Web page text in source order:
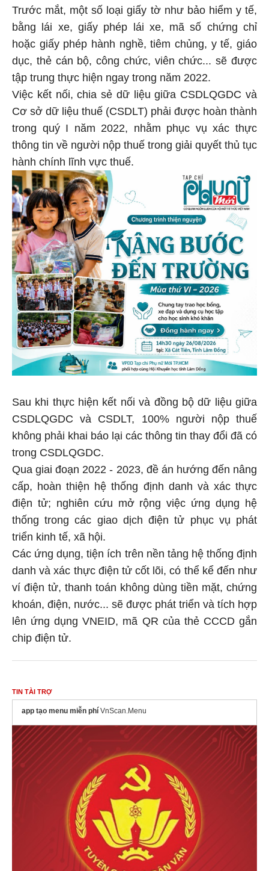
Trước mắt, một số loại giấy tờ như bảo hiểm y tế,
bằng lái xe, giấy phép lái xe, mã số chứng chỉ
hoặc giấy phép hành nghề, tiêm chủng, y tế, giáo
dục, thẻ cán bộ, công chức, viên chức... sẽ được
tập trung thực hiện ngay trong năm 2022.
Việc kết nối, chia sẻ dữ liệu giữa CSDLQGDC và
Cơ sở dữ liệu thuế (CSDLT) phải được hoàn thành
trong quý I năm 2022, nhằm phục vụ xác thực
thông tin về người nộp thuế trong giải quyết thủ tục
hành chính lĩnh vực thuế.
Sau khi thực hiện kết nối và đồng bộ dữ liệu giữa
CSDLQGDC và CSDLT, 100% người nộp thuế
không phải khai báo lại các thông tin thay đổi đã có
trong CSDLQGDC.
Qua giai đoạn 2022 - 2023, đề án hướng đến nâng
cấp, hoàn thiện hệ thống định danh và xác thực
điện tử; nghiên cứu mở rộng việc ứng dụng hệ
thống trong các giao dịch điện tử phục vụ phát
triển kinh tế, xã hội.
Các ứng dụng, tiện ích trên nền tảng hệ thống định
danh và xác thực điện tử cốt lõi, có thể kể đến như
ví điện tử, thanh toán không dùng tiền mặt, chứng
khoán, điện, nước... sẽ được phát triển và tích hợp
lên ứng dụng VNEID, mã QR của thẻ CCCD gắn
chip điện tử.
TIN TÀI TRỢ
app tạo menu miễn phíVnScan.Menu